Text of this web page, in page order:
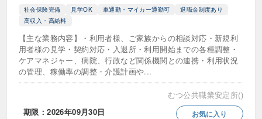
デイケア（通所リハビリテーション）
デイサービス（通所介護）
介護付き有料老人ホーム
社会保険完備 見学OK 車通勤・マイカー通勤可
退職金制度あり
高収入・高給料
【主な業務内容】・利用者様、ご家族からの相談対応・新規利
用者様の見学・契約対応・入退所・利用開始までの各種調整・
ケアマネジャー、病院、行政など関係機関との連携・利用状況
の管理、稼働率の調整・介護計画や...
むつ公共職業安定所()
期限：2026年09月30日
お気に入り